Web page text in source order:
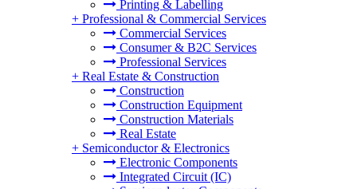
Printing & Labelling
+ Professional & Commercial Services
Commercial Services
Consumer & B2C Services
Professional Services
+ Real Estate & Construction
Construction
Construction Equipment
Construction Materials
Real Estate
+ Semiconductor & Electronics
Electronic Components
Integrated Circuit (IC)